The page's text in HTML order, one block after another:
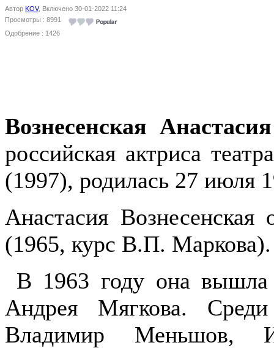
Автор KOV, Включено 30-01-2022 11:24
Просмотры : 8991
Одобрение : 1426
Вознесенская
российская актриса
(1997), родилась 27 июля
Анастасия
(1965, курс В.П. Маркова).
В 1963 году она вышла
Андрея Мягкова.
Владимир Меньшов,